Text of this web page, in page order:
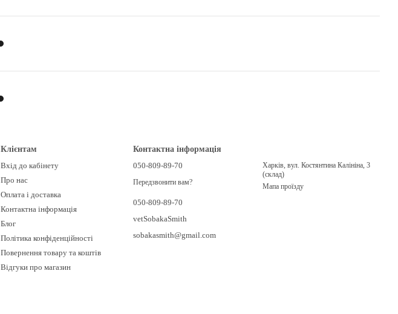
Клієнтам
Вхід до кабінету
Про нас
Оплата і доставка
Контактна інформація
Блог
Політика конфіденційності
Повернення товару та коштів
Відгуки про магазин
Контактна інформація
050-809-89-70
Передзвонити вам?
050-809-89-70
vetSobakaSmith
sobakasmith@gmail.com
Харків, вул. Костянтина Калініна, 3
(склад)
Мапа проїзду